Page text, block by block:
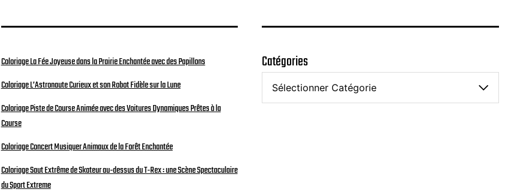
Coloriage La Fée Joyeuse dans la Prairie Enchantée avec des Papillons
Coloriage L’Astronaute Curieux et son Robot Fidèle sur la Lune
Coloriage Piste de Course Animée avec des Voitures Dynamiques Prêtes à la
Course
Coloriage Concert Musiquer Animaux de la Forêt Enchantée
Coloriage Saut Extrême de Skateur au-dessus du T-Rex : une Scène Spectaculaire
du Sport Extreme
Catégories